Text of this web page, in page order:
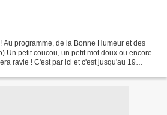
Au programme, de la Bonne Humeur et des
Un petit coucou, un petit mot doux ou encore
ravie ! C'est par ici et c'est jusqu'au 19